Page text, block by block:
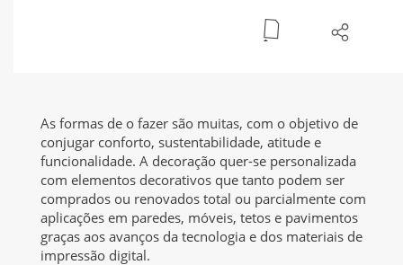
As formas de o fazer são muitas, com o objetivo de
conjugar conforto, sustentabilidade, atitude e
funcionalidade. A decoração quer-se personalizada
com elementos decorativos que tanto podem ser
comprados ou renovados total ou parcialmente com
aplicações em paredes, móveis, tetos e pavimentos
graças aos avanços da tecnologia e dos materiais de
impressão digital.